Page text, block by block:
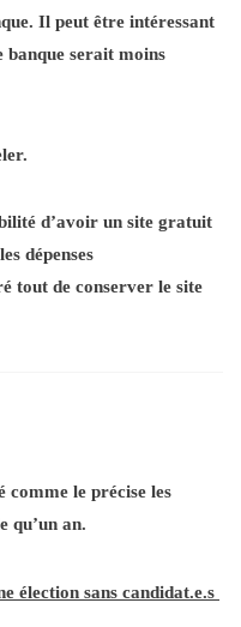
Il peut être intéressant
serait moins
d’avoir un site gratuit
dépenses
tout de conserver le site
comme le précise les
qu’un an.
élection sans candidat.e.s